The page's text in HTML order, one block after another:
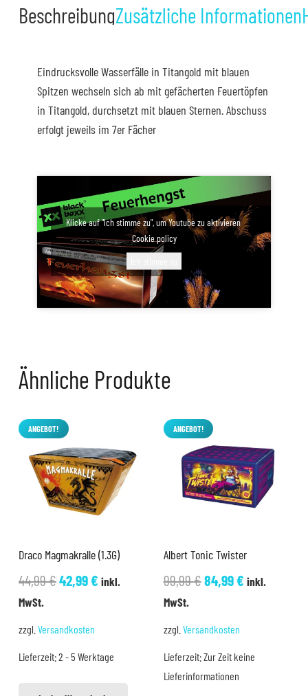
BeschreibungZusätzliche Informationen
Eindrucksvolle Wasserfälle in Titangold mit blauen
Spitzen wechseln sich ab mit gefächerten Feuertöpfen
in Titangold, durchsetzt mit blauen Sternen. Abschuss
erfolgt jeweils im 7er Fächer
Klicke auf "Ich stimme zu", um Youtube zu aktivieren
Cookie policy
Ähnliche Produkte
ANGEBOT!
Draco Magmakralle (1.3G)
44,99€Ursprünglicher
42,99€Aktueller
inkl.
MwSt.
zzgl. Versandkosten
Lieferzeit:2 - 5 Werktage
ANGEBOT!
Albert Tonic Twister
99,99€Ursprünglicher
84,99€Aktueller
inkl.
MwSt.
zzgl. Versandkosten
Lieferzeit:Zur Zeit keine
Lieferinformationen